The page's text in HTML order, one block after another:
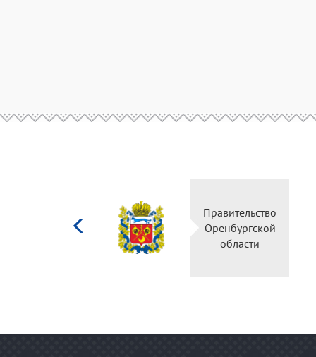
Министерство
культуры
Российской
федерации